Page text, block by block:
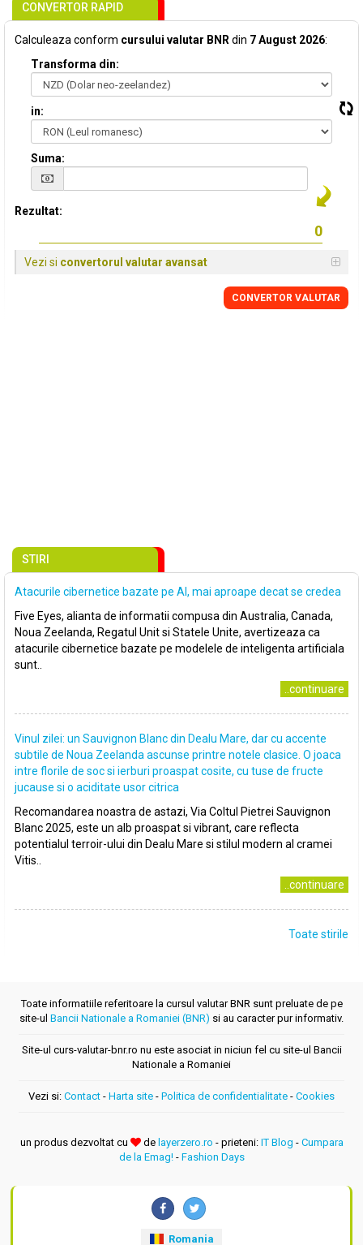
CONVERTOR RAPID
Calculeaza conform cursului valutar BNR din 7 August 2026:
Transforma din:
in:
Suma:
Rezultat:
Vezi si convertorul valutar avansat
CONVERTOR VALUTAR
STIRI
Atacurile cibernetice bazate pe AI, mai aproape decat se credea
Five Eyes, alianta de informatii compusa din Australia, Canada,
Noua Zeelanda, Regatul Unit si Statele Unite, avertizeaza ca
atacurile cibernetice bazate pe modelele de inteligenta artificiala
sunt..
..continuare
Vinul zilei: un Sauvignon Blanc din Dealu Mare, dar cu accente
subtile de Noua Zeelanda ascunse printre notele clasice. O joaca
intre florile de soc si ierburi proaspat cosite, cu tuse de fructe
jucause si o aciditate usor citrica
Recomandarea noastra de astazi, Via Coltul Pietrei Sauvignon
Blanc 2025, este un alb proaspat si vibrant, care reflecta
potentialul terroir-ului din Dealu Mare si stilul modern al cramei
Vitis..
..continuare
Toate stirile
Toate informatiile referitoare la cursul valutar BNR sunt preluate de pe
site-ul Bancii Nationale a Romaniei (BNR) si au caracter pur informativ.
Site-ul curs-valutar-bnr.ro nu este asociat in niciun fel cu site-ul Bancii
Nationale a Romaniei
Vezi si: Contact - Harta site - Politica de confidentialitate - Cookies
un produs dezvoltat cu de layerzero.ro - prieteni: IT Blog - Cumpara
de la Emag!- Fashion Days
Romania